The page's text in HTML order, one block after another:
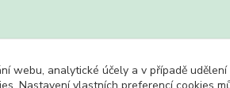
webu, analytické účely a v případě